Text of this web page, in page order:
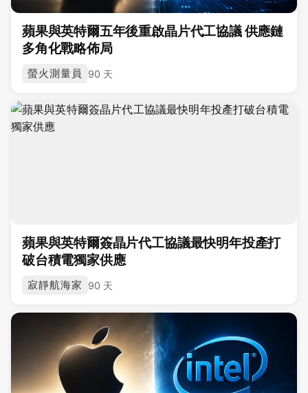
蘋果與英特爾五年後重啟晶片代工協議 供應鏈
多角化戰略佈局
螢火測量員 90 天
蘋果與英特爾簽晶片代工協議最快明年投產打
破台積電獨家供應
寂靜航海家 90 天